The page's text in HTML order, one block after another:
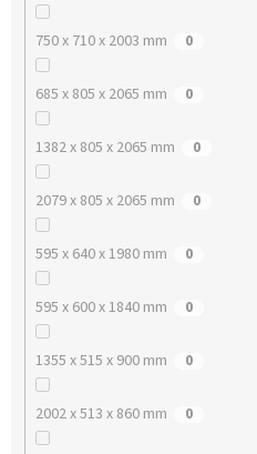
750 x 710 x 2003 mm 0
685 x 805 x 2065 mm 0
1382 x 805 x 2065 mm 0
2079 x 805 x 2065 mm 0
595 x 640 x 1980 mm 0
595 x 600 x 1840 mm 0
1355 x 515 x 900 mm 0
2002 x 513 x 860 mm 0